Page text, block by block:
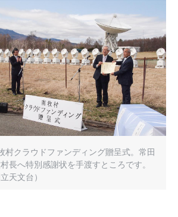
村クラウドファンディング贈呈式。常田
長へ特別感謝状を手渡すところです。
天文台）